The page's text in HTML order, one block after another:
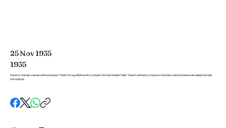
25Nov1935
1935
Sukarno menulis sebuah artikel berjudul "Tidak Percaya Bahwa Mirza Gulam Ahmad Adalah Nabi". Dalam artikelnya, Sukarno menolak tuduhan bahwa dia adalah jemaat
Ahmadiyah